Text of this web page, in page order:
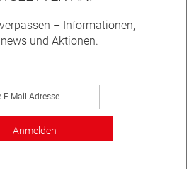
– Informationen,
und Aktionen.
Anmelden